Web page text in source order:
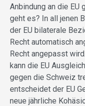
Anbindung an die EU
geht es? In all jenen
der EU bilaterale
Recht automatisch
Recht angepasst
kann die EU
gegen die Schweiz
entscheidet der EU
neue jährliche